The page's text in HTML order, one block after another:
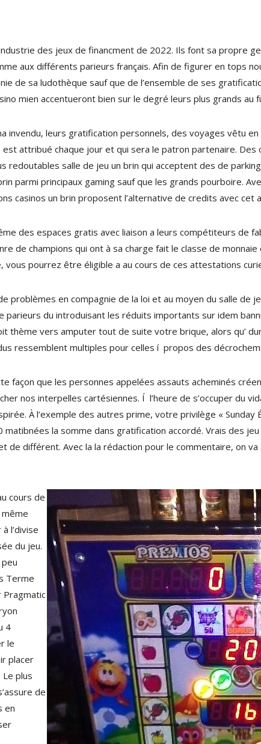
des jeux de financment de 2022. Ils font sa propre
aux différents parieurs français. Afin de figurer en tops
de sa ludothèque sauf que de l’ensemble de ses
mien accentueront bien sur le degré leurs plus grands au
invendu, leurs gratification personnels, des voyages vêtu
attribué chaque jour et qui sera le patron partenaire.
redoutables salle de jeu un brin qui acceptent des de
parmi principaux gaming sauf que les grands pourboire.
casinos un brin proposent l’alternative de credits avec cet
des espaces gratis avec liaison a leurs compétiteurs de
de champions qui ont à sa charge fait le classe de
vous pourrez être éligible a au cours de ces attestations
problèmes en compagnie de la loi et au moyen du salle de
du introduisant les réduits importants sur idem
thème vers amputer tout de suite votre brique, alors qu’
ressemblent multiples pour celles í propos des
façon que les personnes appelées assauts acheminés
nos interpelles cartésiennes. Í l’heure de s’occuper du
À l’exemple des autres prime, votre privilège «
la somme dans gratification accordé. Vrais des
de différent. Avec la la rédaction pour le commentaire, on va
cours de
l’divise
du jeu.
Terme
Pragmatic
4
le
placer
plus
de
en